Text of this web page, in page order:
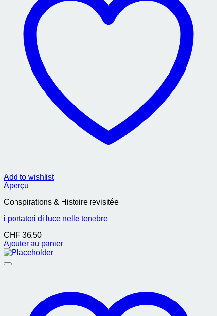
Add to wishlist
Aperçu
Conspirations & Histoire revisitée
i portatori di luce nelle tenebre
CHF 36.50
Ajouter au panier